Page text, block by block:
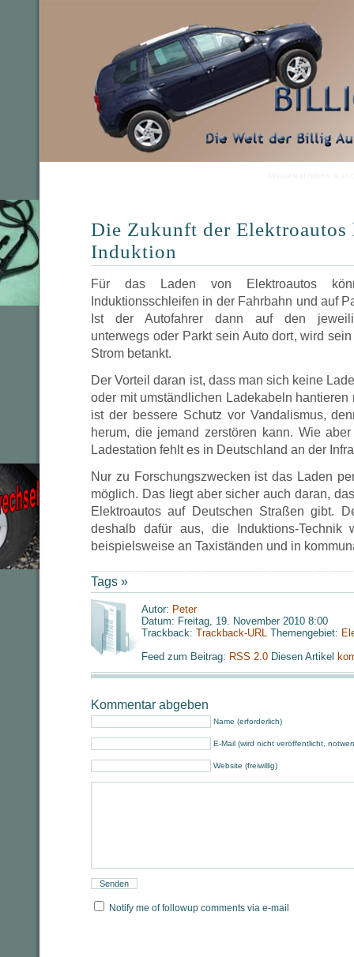
Die Zukunft der Elektroautos
Induktion
Für das Laden von Elektroautos
Induktionsschleifen in der Fahrbahn und auf
Ist der Autofahrer dann auf den
unterwegs oder Parkt sein Auto dort, wird
Strom betankt.
Der Vorteil daran ist, dass man sich keine
oder mit umständlichen Ladekabeln
ist der bessere Schutz vor Vandalismus,
herum, die jemand zerstören kann. Wie
Ladestation fehlt es in Deutschland an der
Nur zu Forschungszwecken ist das Laden
möglich. Das liegt aber sicher auch daran,
Elektroautos auf Deutschen Straßen gibt.
deshalb dafür aus, die Induktions-Technik
beispielsweise an Taxiständen und in
Tags »
Autor: Peter
Datum: Freitag, 19. November 2010 8:00
Trackback: Trackback-URL Themengebiet:
Feed zum Beitrag: RSS 2.0 Diesen Artikel
Kommentar abgeben
Name (erforderlich)
E-Mail (wird nicht veröffentlicht,
Website (freiwillig)
Notify me of followup comments via e-mail